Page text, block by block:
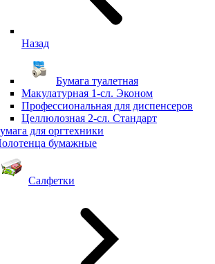
Назад
Бумага туалетная
Макулатурная 1-сл. Эконом
Профессиональная для диспенсеров
Целлюлозная 2-сл. Стандарт
для оргтехники
бумажные
Салфетки